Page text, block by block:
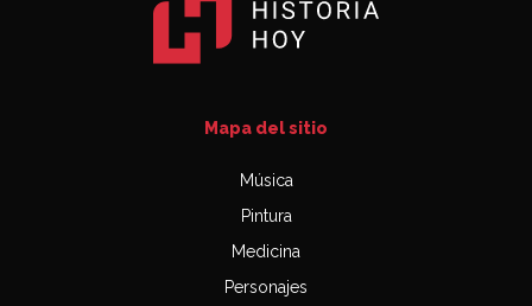
Mapa del sitio
Música
Pintura
Medicina
Personajes